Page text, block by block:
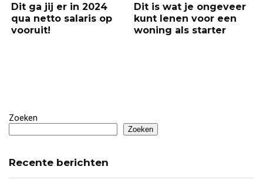
Dit ga jij er in 2024
qua netto salaris op
vooruit!
Dit is wat je ongeveer
kunt lenen voor een
woning als starter
Zoeken
Zoeken
Recente berichten